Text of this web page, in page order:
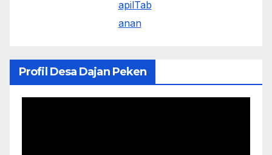
Profil Desa Dajan Peken